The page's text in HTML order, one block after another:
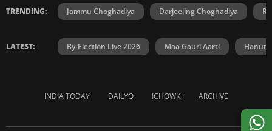
TRENDING: Jammu Choghadiya Darjeeling Choghadiya
LATEST: By-Election Live 2026 Maa Gauri Aarti
INDIA TODAY DAILYO ICHOWK ARCHIVE